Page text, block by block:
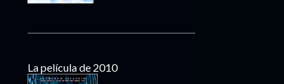
La película de 2010